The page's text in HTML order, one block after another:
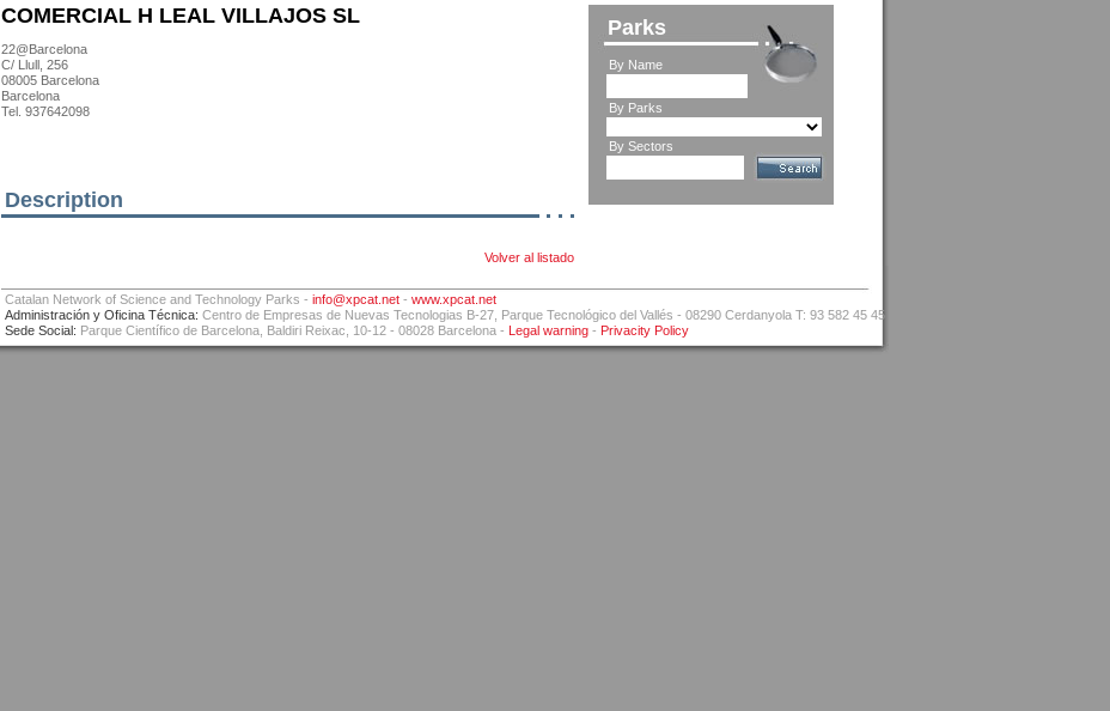
COMERCIAL H LEAL VILLAJOS SL
22@Barcelona
C/ Llull, 256
08005 Barcelona
Barcelona
Tel. 937642098
Description
Volver al listado
Parks
By Name
By Parks
By Sectors
Catalan Network of Science and Technology Parks - info@xpcat.net - www.xpcat.net
Administración y Oficina Técnica: Centro de Empresas de Nuevas Tecnologias B-27, Parque Tecnológico del Vallés - 08290 Cerdanyola T: 93 582 45 45
Sede Social: Parque Científico de Barcelona, Baldiri Reixac, 10-12 - 08028 Barcelona - Legal warning - Privacity Policy